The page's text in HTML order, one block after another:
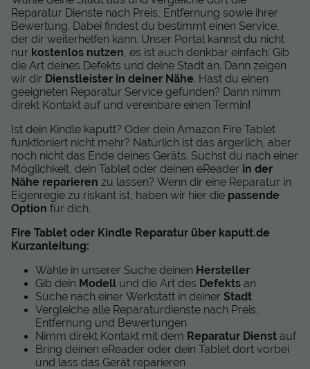
Reparatur Dienste nach Preis, Entfernung sowie ihrer
Bewertung. Dabei findest du bestimmt einen Service,
der dir weiterhelfen kann. Unser Portal kannst du nicht
nur kostenlos nutzen , es ist auch denkbar einfach: Gib
die Art deines Defekts und deine Stadt an. Dann zeigen
wir dir Dienstleister in deiner Nähe. Hast du einen
geeigneten Reparatur Service gefunden? Dann nimm
direkt Kontakt auf und vereinbare einen Termin!
Ist dein Kindle kaputt? Oder dein Amazon Fire Tablet
funktioniert nicht mehr? Natürlich ist das ärgerlich, aber
noch nicht das Ende deines Geräts. Suchst du nach einer
Möglichkeit, dein Tablet oder deinen eReader in der
Nähe reparieren zu lassen? Wenn dir eine Reparatur in
Eigenregie zu riskant ist, haben wir hier die passende
Option für dich.
Fire Tablet oder Kindle Reparatur über kaputt.de
Kurzanleitung:
Wähle in unserer Suche deinen Hersteller
Gib dein Modell und die Art des Defekts an
Suche nach einer Werkstatt in deinerStadt
Vergleiche alle Reparaturdienste nach Preis,
Entfernung und Bewertungen
Nimm direkt Kontakt mit dem Reparatur Dienst auf
Bring deinen eReader oder dein Tablet dort vorbei
und lass das Gerät reparieren